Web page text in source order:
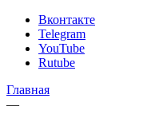
Вконтакте
Telegram
YouTube
Rutube
Главная
—